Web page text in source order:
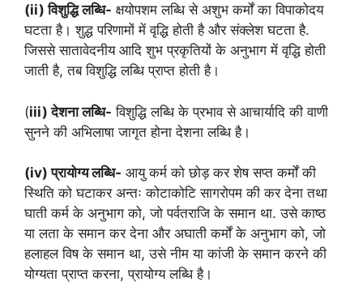
(ii) विशुद्धि लब्धि- क्षयोपशम लब्धि से अशुभ कर्मों का विपाकोदय
घटता है। शुद्ध परिणामों में वृद्धि होती है और संक्लेश घटता है.
जिससे सातावेदनीय आदि शुभ प्रकृतियों के अनुभाग में वृद्धि होती
जाती है, तब विशुद्धि लब्धि प्राप्त होती है।
(iii) देशना लब्धि- विशुद्धि लब्धि के प्रभाव से आचार्यादि की वाणी
सुनने की अभिलाषा जागृत होना देशना लब्धि है।
(iv) प्रायोग्य लब्धि- आयु कर्म को छोड़ कर शेष सप्त कर्मों की
स्थिति को घटाकर अन्तः कोटाकोटि सागरोपम की कर देना तथा
घाती कर्म के अनुभाग को, जो पर्वतराजि के समान था. उसे काष्ठ
या लता के समान कर देना और अघाती कर्मों के अनुभाग को, जो
हलाहल विष के समान था, उसे नीम या कांजी के समान करने की
योग्यता प्राप्त करना, प्रायोग्य लब्धि है।